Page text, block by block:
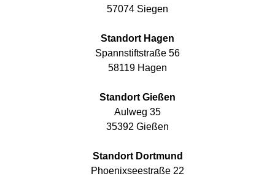
57074 Siegen
Standort Hagen
Spannstiftstraße 56
58119 Hagen
Standort Gießen
Aulweg 35
35392 Gießen
Standort Dortmund
Phoenixseestraße 22